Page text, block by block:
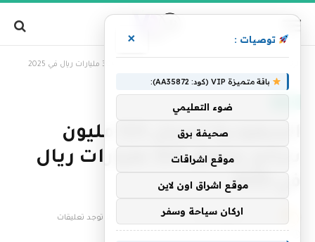
السعودية تسجل 123 مليون
سائح بإنفاق 304 مليارات ريال
فريق التحرير 19 يونيو، 2026 لا توجد تعليقات
توصيات : ×
باقة متميزة VIP (كود: AA35872):
ضوء التعليمي
صحيفة برق
موقع اشراقات
موقع اشراق اون لاين
اركان سياحة وسفر